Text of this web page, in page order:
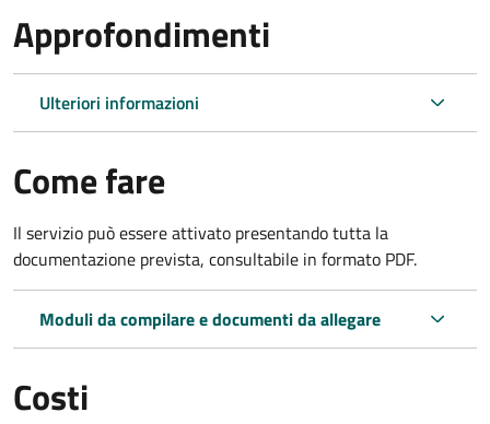
Approfondimenti
Ulteriori informazioni
Come fare
Il servizio può essere attivato presentando tutta la
documentazione prevista, consultabile in formato PDF.
Moduli da compilare e documenti da allegare
Costi